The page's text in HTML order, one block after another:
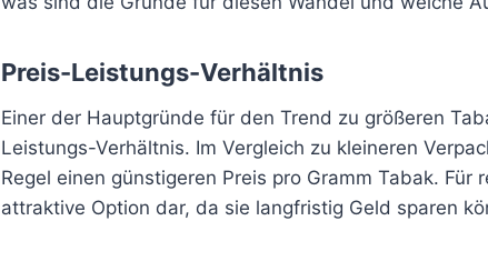
Preis-Leistungs-Verhältnis
Einer der Hauptgründe für den Trend zu größeren
Leistungs-Verhältnis. Im Vergleich zu kleineren
Regel einen günstigeren Preis pro Gramm Tabak. Für
attraktive Option dar, da sie langfristig Geld sparen